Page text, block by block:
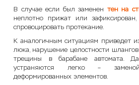
В случае если был заменен тен на
неплотно прижат или
спровоцировать протекание.
К аналогичным ситуациям приведет
люка, нарушение целостности
трещины в барабане автомата.
устраняются легко –
деформированных элементов.